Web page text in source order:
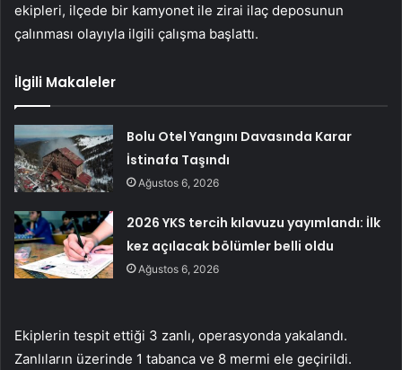
ekipleri, ilçede bir kamyonet ile zirai ilaç deposunun
çalınması olayıyla ilgili çalışma başlattı.
İlgili Makaleler
Bolu Otel Yangını Davasında Karar
İstinafa Taşındı
Ağustos 6, 2026
2026 YKS tercih kılavuzu yayımlandı: İlk
kez açılacak bölümler belli oldu
Ağustos 6, 2026
Ekiplerin tespit ettiği 3 zanlı, operasyonda yakalandı.
Zanlıların üzerinde 1 tabanca ve 8 mermi ele geçirildi.